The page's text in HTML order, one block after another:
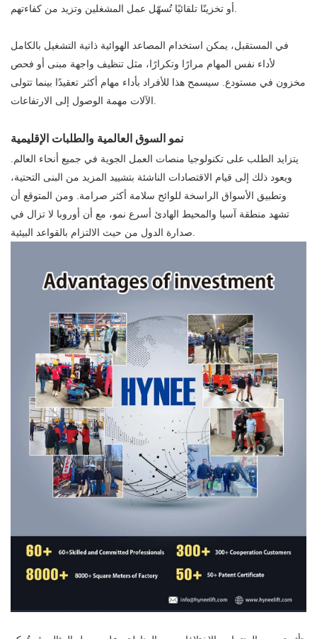
أو تخزينًا تلقائيًا تُسهّل عمل المشغلين وتزيد من كفاءتهم.
في المستقبل، يمكن استخدام المصاعد الهوائية ذاتية التشغيل بالكامل
لأداء نفس المهام مرارًا وتكرارًا، مثل تنظيف واجهة مبنى أو فحص
مخزون في مستودع. سيسمح هذا للأفراد بأداء مهام أكثر تعقيدًا بينما تتولى
الآلات مهمة الوصول إلى الارتفاعات.
نمو السوق العالمية والطلبات الإقليمية
يتزايد الطلب على تكنولوجيا منصات العمل الجوية في جميع أنحاء العالم.
ويعود ذلك إلى قيام الاقتصادات الناشئة بتشييد المزيد من البنى التحتية،
وتطبيق الأسواق الراسخة للوائح سلامة أكثر صرامة. ومن المتوقع أن
تشهد منطقة آسيا والمحيط الهادئ أسرع نمو، مع أن أوروبا لا تزال في
صدارة الدول من حيث الالتزام بالقواعد البيئية.